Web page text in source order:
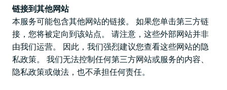
链接到其他网站
本服务可能包含其他网站的链接。 如果您单击第三方链
接，您将被定向到该站点。 请注意，这些外部网站并非
由我们运营。 因此，我们强烈建议您查看这些网站的隐
私政策。 我们无法控制任何第三方网站或服务的内容、
隐私政策或做法，也不承担任何责任。